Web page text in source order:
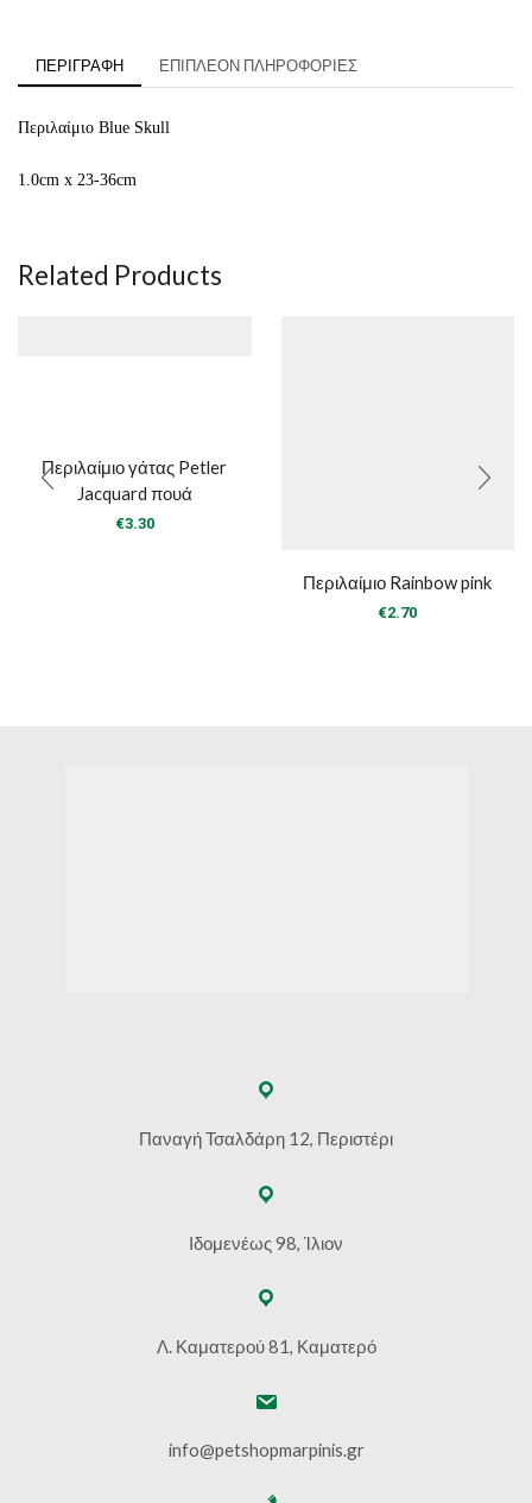
ΠΕΡΙΓΡΑΦΉ ΕΠΙΠΛΈΟΝ ΠΛΗΡΟΦΟΡΊΕΣ
Περιλαίμιο Blue Skull
1.0cm x 23-36cm
Related Products
Περιλαίμιο γάτας Petler
Jacquard πουά
€3.30
Περιλαίμιο Rainbow pink
€2.70
Παναγή Τσαλδάρη 12, Περιστέρι
Ιδομενέως 98, Ίλιον
Λ. Καματερού 81, Καματερό
info@petshopmarpinis.gr